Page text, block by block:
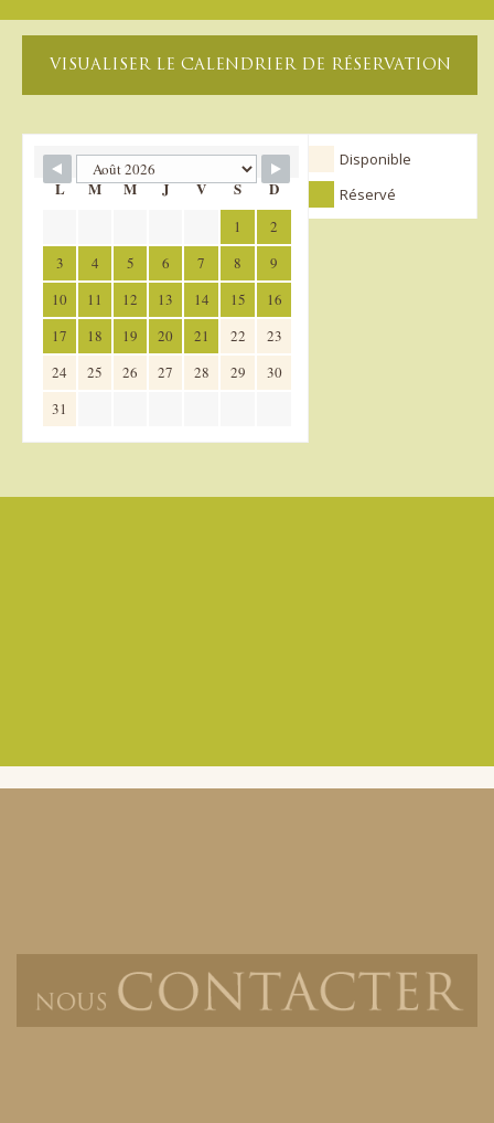
VISUALISER LE CALENDRIER DE RÉSERVATION
Disponible
Réservé
L M M J V S D
1
2
3
4 5 6 7 8
9
10
11 12 13 14 15
16
17
18 19 20 21 22
23
24
25 26 27 28 29
30
31